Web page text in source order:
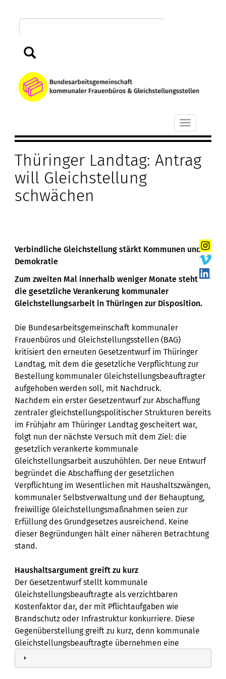
Direkt
Toggle
navigation
Thüringer Landtag: Antrag
will Gleichstellung
schwächen
Verbindliche Gleichstellung stärkt Kommunen und
Demokratie
Zum zweiten Mal innerhalb weniger Monate steht
die gesetzliche Verankerung kommunaler
Gleichstellungsarbeit in Thüringen zur Disposition.
Die Bundesarbeitsgemeinschaft kommunaler
Frauenbüros und Gleichstellungsstellen (BAG)
kritisiert den erneuten Gesetzentwurf im Thüringer
Landtag, mit dem die gesetzliche Verpflichtung zur
Bestellung kommunaler Gleichstellungsbeauftragter
aufgehoben werden soll, mit Nachdruck.
Nachdem ein erster Gesetzentwurf zur Abschaffung
zentraler gleichstellungspolitischer Strukturen bereits
im Frühjahr am Thüringer Landtag gescheitert war,
folgt nun der nächste Versuch mit dem Ziel: die
gesetzlich verankerte kommunale
Gleichstellungsarbeit auszuhöhlen. Der neue Entwurf
begründet die Abschaffung der gesetzlichen
Verpflichtung im Wesentlichen mit Haushaltszwängen,
kommunaler Selbstverwaltung und der Behauptung,
freiwillige Gleichstellungsmaßnahmen seien zur
Erfüllung des Grundgesetzes ausreichend. Keine
dieser Begründungen hält einer näheren Betrachtung
stand.
Haushaltsargument greift zu kurz
Der Gesetzentwurf stellt kommunale
Gleichstellungsbeauftragte als verzichtbaren
Kostenfaktor dar, der mit Pflichtaufgaben wie
Brandschutz oder Infrastruktur konkurriere. Diese
Gegenüberstellung greift zu kurz, denn kommunale
Gleichstellungsbeauftragte übernehmen eine
gesetzliche Pflichtaufgabe und leisten täglich
konkrete Arbeit für die Menschen vor Ort. Sie beraten